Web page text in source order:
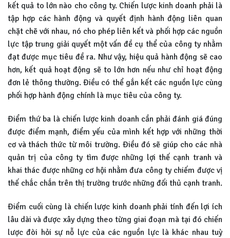
kết quả to lớn nào cho công ty. Chiến lược kinh doanh phải là
tập hợp các hành động và quyết định hành động liên quan
chặt chẽ với nhau, nó cho phép liên kết và phối hợp các nguồn
lực tập trung giải quyết một vấn đề cụ thể của công ty nhằm
đạt được mục tiêu đề ra. Như vậy, hiệu quả hành động sẽ cao
hơn, kết quả hoạt động sẽ to lớn hơn nếu như chỉ hoạt động
đơn lẻ thông thường. Điều có thể gắn kết các nguồn lực cùng
phối hợp hành động chính là mục tiêu của công ty.
Điểm thứ ba là chiến lược kinh doanh cần phải đánh giá đúng
được điểm mạnh, điểm yếu của mình kết hợp với những thời
cơ và thách thức từ môi trường. Điều đó sẽ giúp cho các nhà
quản trị của công ty tìm được những lợi thế cạnh tranh và
khai thác được những cơ hội nhằm đưa công ty chiếm được vị
thế chắc chắn trên thị trường trước những đối thủ cạnh tranh.
Điểm cuối cùng là chiến lược kinh doanh phải tính đến lợi ích
lâu dài và được xây dựng theo từng giai đoạn mà tại đó chiến
lược đòi hỏi sự nỗ lực của các nguồn lực là khác nhau tuỳ